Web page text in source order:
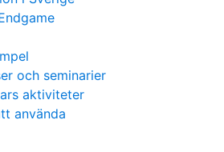
och seminarier
aktiviteter
använda